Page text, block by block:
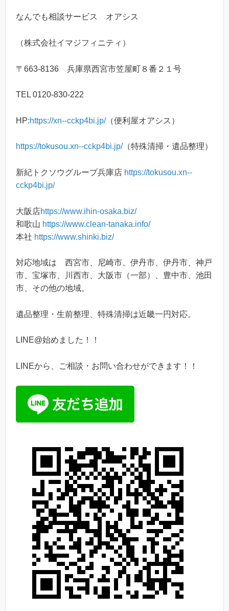
なんでも相談サービス オアシス
（株式会社イマジフィニティ）
〒663-8136 兵庫県西宮市笠屋町８番２１号
TEL 0120-830-222
HP:https://xn--cckp4bi.jp/（便利屋オアシス）
https://tokusou.xn--cckp4bi.jp/（特殊清掃・遺品整理）
新紀トクソウグループ兵庫店 https://tokusou.xn--
cckp4bi.jp/
大阪店https://www.ihin-osaka.biz/
和歌山 https://www.clean-tanaka.info/
本社 https://www.shinki.biz/
対応地域は 西宮市、尼崎市、伊丹市、伊丹市、神戸
市、宝塚市、川西市、大阪市（一部）、豊中市、池田
市、その他の地域。
遺品整理・生前整理、特殊清掃は近畿一円対応。
LINE@始めました！！
LINEから、ご相談・お問い合わせができます！！